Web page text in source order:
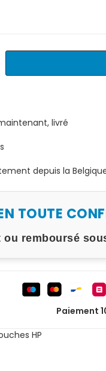
livré
depuis la
TOUTE
ou remboursé
Paiement
HP